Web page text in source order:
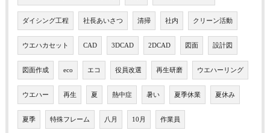
ダイシング工程 社長あいさつ 清掃 社内 クリーン活動
ウエハカセット CAD 3DCAD 2DCAD 図面 設計図
図面作成 eco エコ 役員改選 再生研磨 ウエハーリング
ウエハー 再生 夏 熱中症 暑い 夏季休業 夏休み
夏季 特殊フレーム 八月 10月 作業員